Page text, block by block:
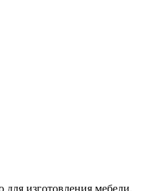
изготовления мебели,